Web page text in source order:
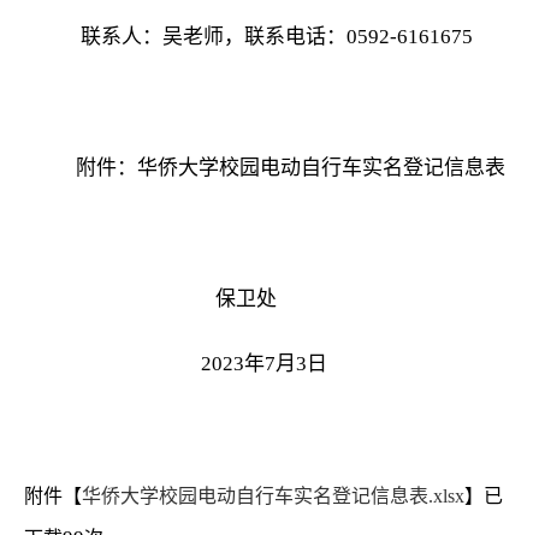
联系人：吴老师，联系电话： 0592-6161675
附件：华侨大学校园电动自行车实名登记信息表
保卫处
2023年7月3日
附件【华侨大学校园电动自行车实名登记信息表.xlsx】已